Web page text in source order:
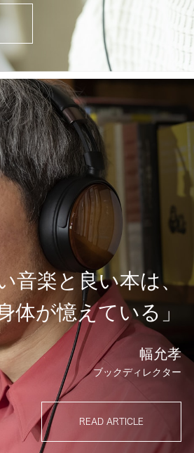
音楽と良い本は、
体が憶えている」
幅允孝
ブックディレクター
READ ARTICLE